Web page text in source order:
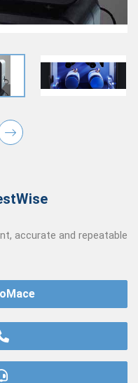
accurate and repeatable